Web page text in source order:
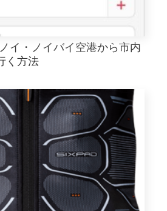
イ・ノイバイ空港から市内
く方法